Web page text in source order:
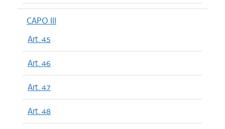
CAPO III
Art. 45
Art. 46
Art. 47
Art. 48